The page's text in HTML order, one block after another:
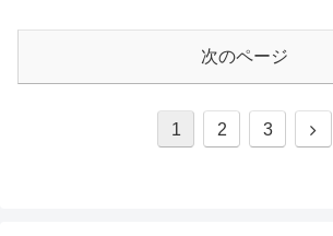
次のページ
1 2 3
次